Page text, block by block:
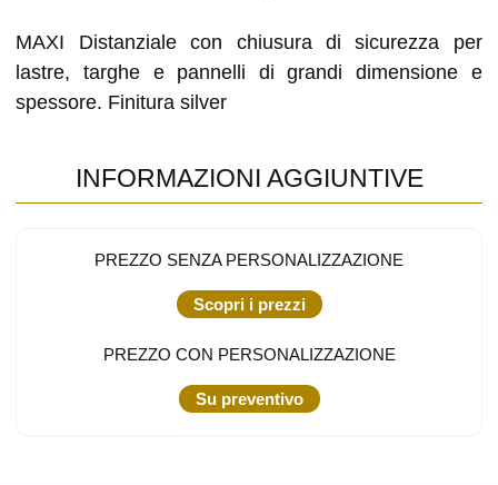
MAXI Distanziale con chiusura di sicurezza per
lastre, targhe e pannelli di grandi dimensione e
spessore. Finitura silver
INFORMAZIONI AGGIUNTIVE
PREZZO SENZA PERSONALIZZAZIONE
Scopri i prezzi
PREZZO CON PERSONALIZZAZIONE
Su preventivo